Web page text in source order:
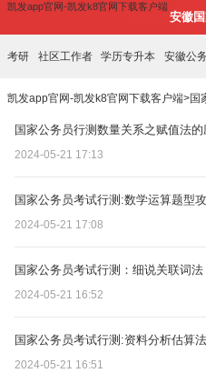
凯发app官网-凯发k8官网下载客户端
安徽
考研 社区工作者 学历专升本 安徽公
凯发app官网-凯发k8官网下载客户端>国
国家公务员行测数量关系之赋值法的
2024-05-21 17:13
国家公务员考试行测:数学运算题型
2024-05-21 17:08
国家公务员考试行测：细说关联词法
2024-05-21 16:52
国家公务员考试行测:资料分析估算
2024-05-21 16:51